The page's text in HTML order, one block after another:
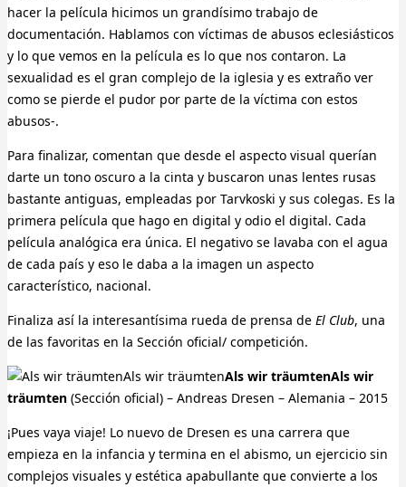
hacer la película hicimos un grandísimo trabajo de
documentación. Hablamos con víctimas de abusos eclesiásticos
y lo que vemos en la película es lo que nos contaron. La
sexualidad es el gran complejo de la iglesia y es extraño ver
como se pierde el pudor por parte de la víctima con estos
abusos-.
Para finalizar, comentan que desde el aspecto visual querían
darte un tono oscuro a la cinta y buscaron unas lentes rusas
bastante antiguas, empleadas por Tarvkoski y sus colegas. Es la
primera película que hago en digital y odio el digital. Cada
película analógica era única. El negativo se lavaba con el agua
de cada país y eso le daba a la imagen un aspecto
característico, nacional.
Finaliza así la interesantísima rueda de prensa de El Club, una
de las favoritas en la Sección oficial/ competición.
Als wir träumtenAls wir
träumten (Sección oficial) – Andreas Dresen – Alemania – 2015
¡Pues vaya viaje! Lo nuevo de Dresen es una carrera que
empieza en la infancia y termina en el abismo, un ejercicio sin
complejos visuales y estética apabullante que convierte a los